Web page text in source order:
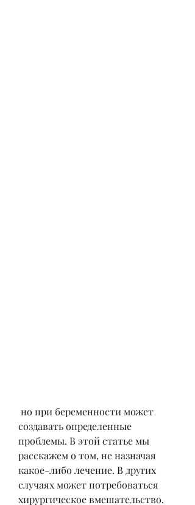
создавать определенные
проблемы. В этой статье мы
расскажем о том, не назначая
какое-либо лечение. В других
случаях может потребоваться
хирургическое вмешательство.